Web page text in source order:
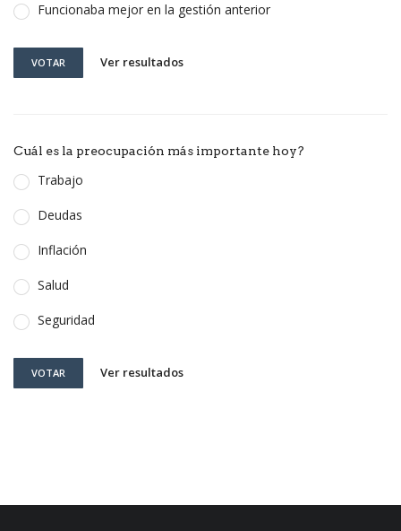
Funcionaba mejor en la gestión anterior
VOTAR Ver resultados
Cuál es la preocupación más importante hoy?
Trabajo
Deudas
Inflación
Salud
Seguridad
VOTAR Ver resultados